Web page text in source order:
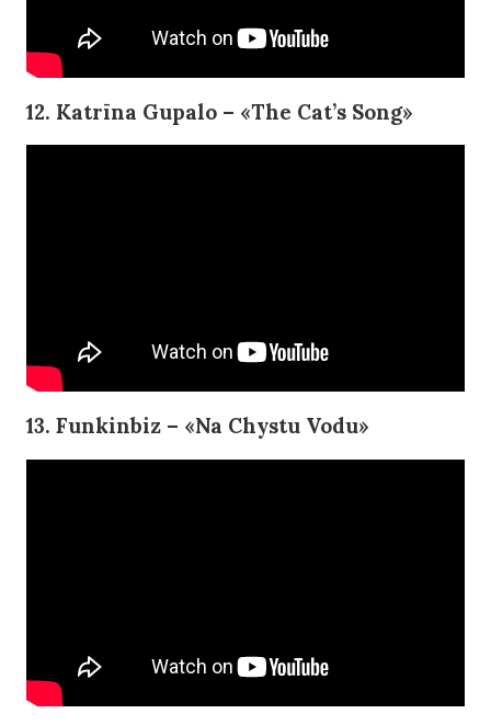
12. Katrīna Gupalo – «The Cat’s Song»
13. Funkinbiz – «Na Chystu Vodu»